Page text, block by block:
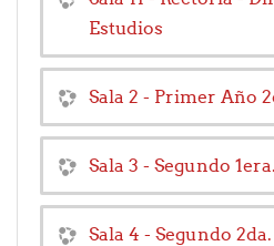
Estudios
Sala 2 - Primer Año
Sala 3 - Segundo 1era.
Sala 4 - Segundo 2da.